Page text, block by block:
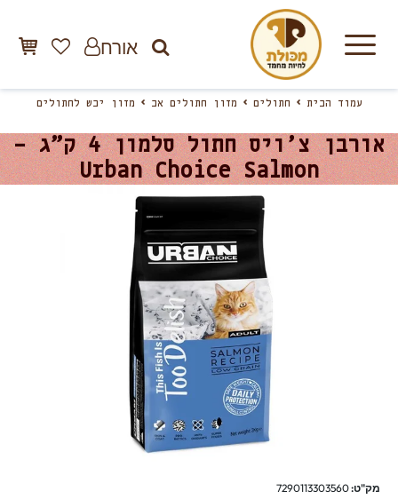
אורח
עמוד הבית חתולים מזון חתולים אב מזון יבש לחתולים
אורבן צ’ויס חתול סלמון 4 ק”ג –
Urban Choice Salmon
מק"ט:7290113303560